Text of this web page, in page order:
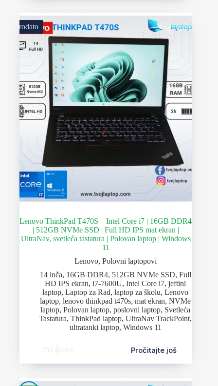
Prodato
Lenovo ThinkPad T470S – Intel Core i7 | 16GB DDR4
| 512GB NVMe SSD | Full HD IPS mat ekran |
UltraNav, svetleća tastatura | Polovan laptop | Windows
11
Lenovo, Polovni laptopovi
14 inča, 16GB DDR4, 512GB NVMe SSD, Full
HD IPS ekran,i7-7600U,Intel Core i7,jeftini
laptop,Laptop za Rad,laptop za školu,Lenovo
laptop,lenovo thinkpad t470s,mat ekran,NVMe
laptop,Polovan laptop,poslovni laptop, Svetleća
Tastatura,ThinkPad laptop,UltraNav TrackPoint,
ultratanki laptop, Windows 11
250 € Pročitajte još